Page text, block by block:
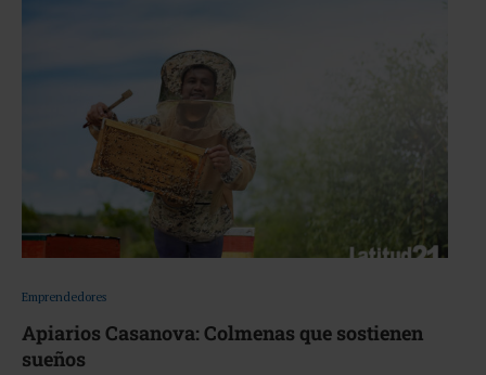
Emprendedores
Apiarios Casanova: Colmenas que sostienen
sueños